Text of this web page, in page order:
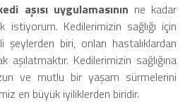
aşısı uygulamasının ne kadar
istiyorum. Kedilerimizin sağlığı için
biri, onları hastalıklardan
Kedilerimizin sağlığına
ve mutlu bir yaşam sürmelerini
en büyük iyiliklerden biridir.